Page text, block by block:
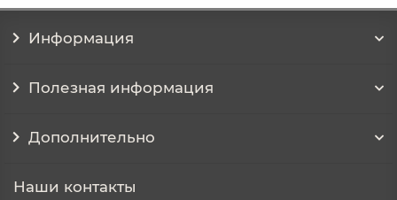
Информация
Полезная информация
Дополнительно
Наши контакты